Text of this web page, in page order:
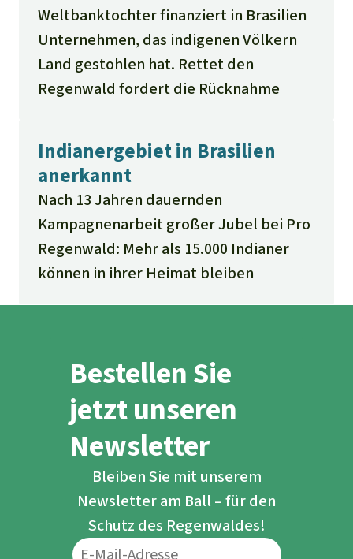
Weltbanktochter finanziert in Brasilien
Unternehmen, das indigenen Völkern
Land gestohlen hat. Rettet den
Regenwald fordert die Rücknahme
Indianergebiet in Brasilien
anerkannt
Nach 13 Jahren dauernden
Kampagnenarbeit großer Jubel bei Pro
Regenwald: Mehr als 15.000 Indianer
können in ihrer Heimat bleiben
Bestellen Sie
jetzt unseren
Newsletter
Bleiben Sie mit unserem
Newsletter am Ball – für den
Schutz des Regenwaldes!